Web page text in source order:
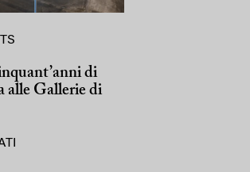
di
alle Gallerie di